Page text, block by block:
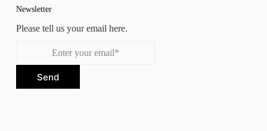
Newsletter
Please tell us your email here.
Send